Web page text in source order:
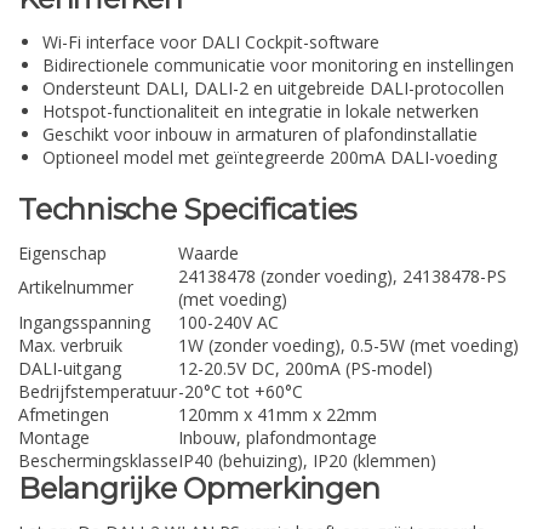
Wi-Fi interface voor DALI Cockpit-software
Bidirectionele communicatie voor monitoring en instellingen
Ondersteunt DALI, DALI-2 en uitgebreide DALI-protocollen
Hotspot-functionaliteit en integratie in lokale netwerken
Geschikt voor inbouw in armaturen of plafondinstallatie
Optioneel model met geïntegreerde 200mA DALI-voeding
Technische Specificaties
Eigenschap
Waarde
Artikelnummer
24138478 (zonder voeding), 24138478-PS
(met voeding)
Ingangsspanning
100-240V AC
Max. verbruik
1W (zonder voeding), 0.5-5W (met voeding)
DALI-uitgang
12-20.5V DC, 200mA (PS-model)
Bedrijfstemperatuur-20°C tot +60°C
Afmetingen
120mm x 41mm x 22mm
Montage
Inbouw, plafondmontage
BeschermingsklasseIP40 (behuizing), IP20 (klemmen)
Belangrijke Opmerkingen